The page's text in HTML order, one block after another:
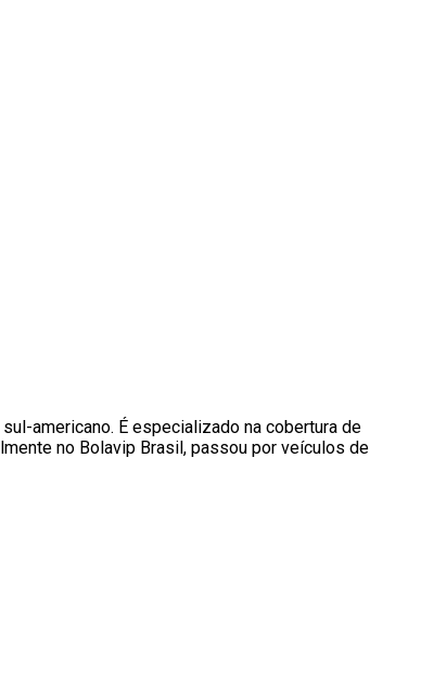
americano. É especializado na cobertura de
no Bolavip Brasil, passou por veículos de